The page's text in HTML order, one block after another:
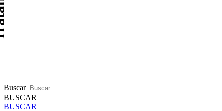
Buscar
BUSCAR
BUSCAR